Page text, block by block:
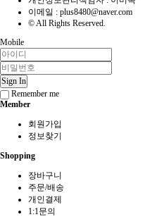
이메일 : plus8480@naver.com
© All Rights Reserved.
Mobile
Sign In
Remember me
Member
회원가입
정보찾기
Shopping
장바구니
주문/배송
개인결제
1:1문의